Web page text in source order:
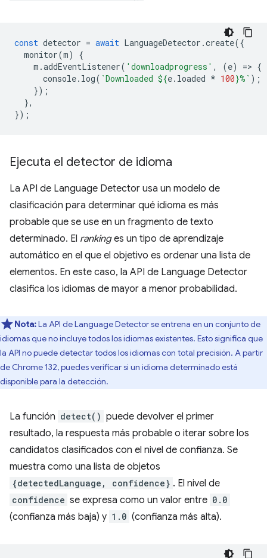
const detector = await LanguageDetector .create({
monitor(m)
{
m .addEventListener( 'downloadprogress' , (e) => {
console. log( `Downloaded ${e. loaded * 100}%` );
});
},
});
Ejecuta el detector de idioma
La API de Language Detector usa un modelo de
clasificación para determinar qué idioma es más
probable que se use en un fragmento de texto
determinado. El rankinges un tipo de aprendizaje
automático en el que el objetivo es ordenar una lista de
elementos. En este caso, la API de Language Detector
clasifica los idiomas de mayor a menor probabilidad.
Nota:La API de Language Detector se entrena en un conjunto de
idiomas que no incluye todos los idiomas existentes. Esto significa que
la API no puede detectar todos los idiomas con total precisión. A partir
de Chrome 132, puedes verificar si un idioma determinado está
disponible para la detección.
La función detect() puede devolver el primer
resultado, la respuesta más probable o iterar sobre los
candidatos clasificados con el nivel de confianza. Se
muestra como una lista de objetos
{detectedLanguage, confidence} . El nivel de
confidence se expresa como un valor entre 0.0
(confianza más baja) y 1.0 (confianza más alta).